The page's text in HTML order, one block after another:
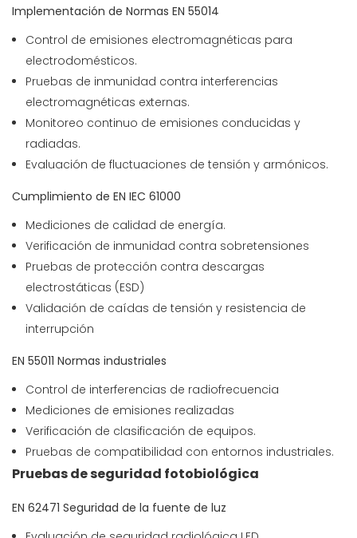
Implementación de Normas EN 55014
Control de emisiones electromagnéticas para
electrodomésticos.
Pruebas de inmunidad contra interferencias
electromagnéticas externas.
Monitoreo continuo de emisiones conducidas y
radiadas.
Evaluación de fluctuaciones de tensión y armónicos.
Cumplimiento de EN IEC 61000
Mediciones de calidad de energía.
Verificación de inmunidad contra sobretensiones
Pruebas de protección contra descargas
electrostáticas (ESD)
Validación de caídas de tensión y resistencia de
interrupción
EN 55011 Normas industriales
Control de interferencias de radiofrecuencia
Mediciones de emisiones realizadas
Verificación de clasificación de equipos.
Pruebas de compatibilidad con entornos industriales.
Pruebas de seguridad fotobiológica
EN 62471 Seguridad de la fuente de luz